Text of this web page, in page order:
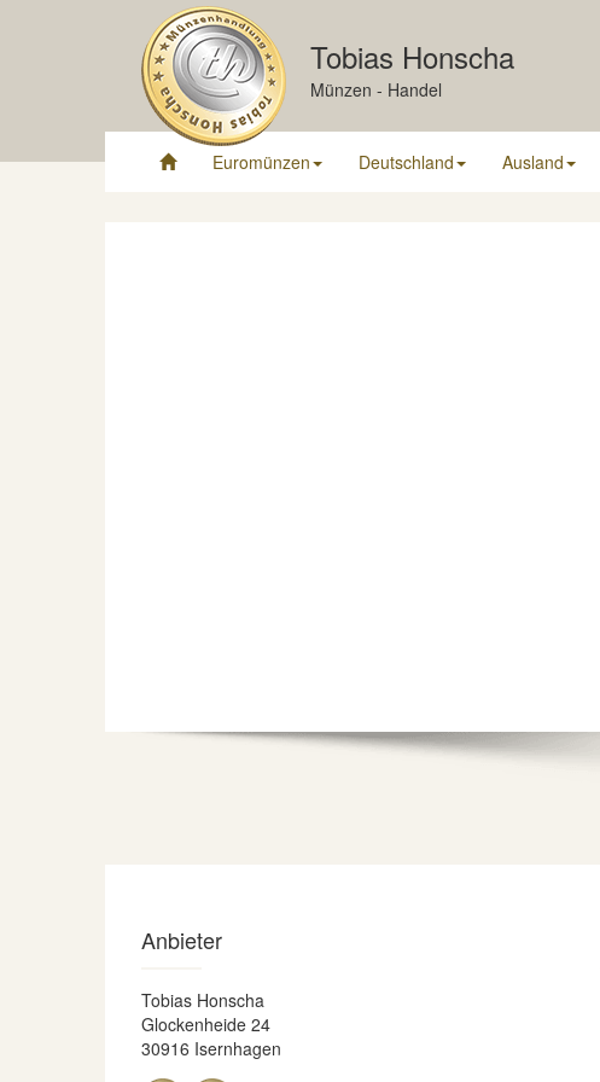
Tobias Honscha
Münzen - Handel
Euromünzen Deutschland Ausland
Anbieter
Tobias Honscha
Glockenheide 24
30916 Isernhagen